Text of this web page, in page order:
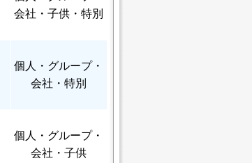
会社・子供・特別
個人
・グループ・
会社・特別
個人
・グループ・
会社・子供